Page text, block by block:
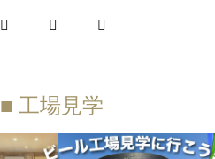
■ 工場見学